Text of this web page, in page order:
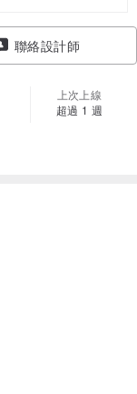
聯絡設計師
上次上線
超過 1 週